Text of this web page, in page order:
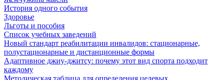
История одного события
Здоровье
Льготы и пособия
Список учебных заведений
Новый стандарт реабилитации инвалидов: стационарные,
полустационарные и дистанционные формы
Адаптивное джиу-джитсу: почему этот вид спорта подходит
каждому
Методическая таблица для определения целевых